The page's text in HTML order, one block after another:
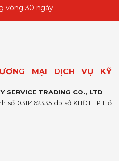
vòng 30 ngày
MẠI DỊCH VỤ KỸ
SERVICE TRADING CO., LTD
số 0311462335 do sở KHĐT TP Hồ